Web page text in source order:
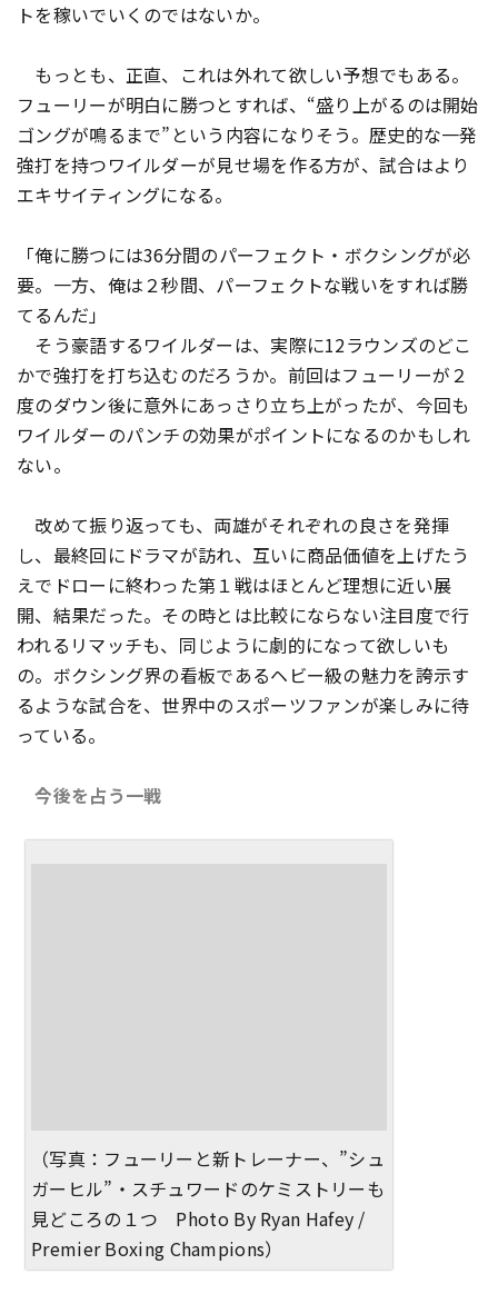
トを稼いでいくのではないか。
もっとも、正直、これは外れて欲しい予想でもある。
フューリーが明白に勝つとすれば、“盛り上がるのは開始
ゴングが鳴るまで”という内容になりそう。歴史的な一発
強打を持つワイルダーが見せ場を作る方が、試合はより
エキサイティングになる。
「俺に勝つには36分間のパーフェクト・ボクシングが必
要。一方、俺は２秒間、パーフェクトな戦いをすれば勝
てるんだ」
そう豪語するワイルダーは、実際に12ラウンズのどこ
かで強打を打ち込むのだろうか。前回はフューリーが２
度のダウン後に意外にあっさり立ち上がったが、今回も
ワイルダーのパンチの効果がポイントになるのかもしれ
ない。
改めて振り返っても、両雄がそれぞれの良さを発揮
し、最終回にドラマが訪れ、互いに商品価値を上げたう
えでドローに終わった第１戦はほとんど理想に近い展
開、結果だった。その時とは比較にならない注目度で行
われるリマッチも、同じように劇的になって欲しいも
の。ボクシング界の看板であるヘビー級の魅力を誇示す
るような試合を、世界中のスポーツファンが楽しみに待
っている。
今後を占う一戦
（写真：フューリーと新トレーナー、”シュ
ガーヒル”・スチュワードのケミストリーも
見どころの１つ Photo By Ryan Hafey /
Premier Boxing Champions）